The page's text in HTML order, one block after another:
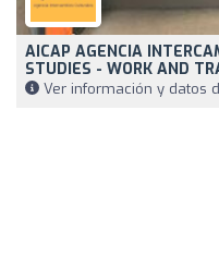
AICAP AGENCIA
STUDIES - WORK AND
Ver información y datos